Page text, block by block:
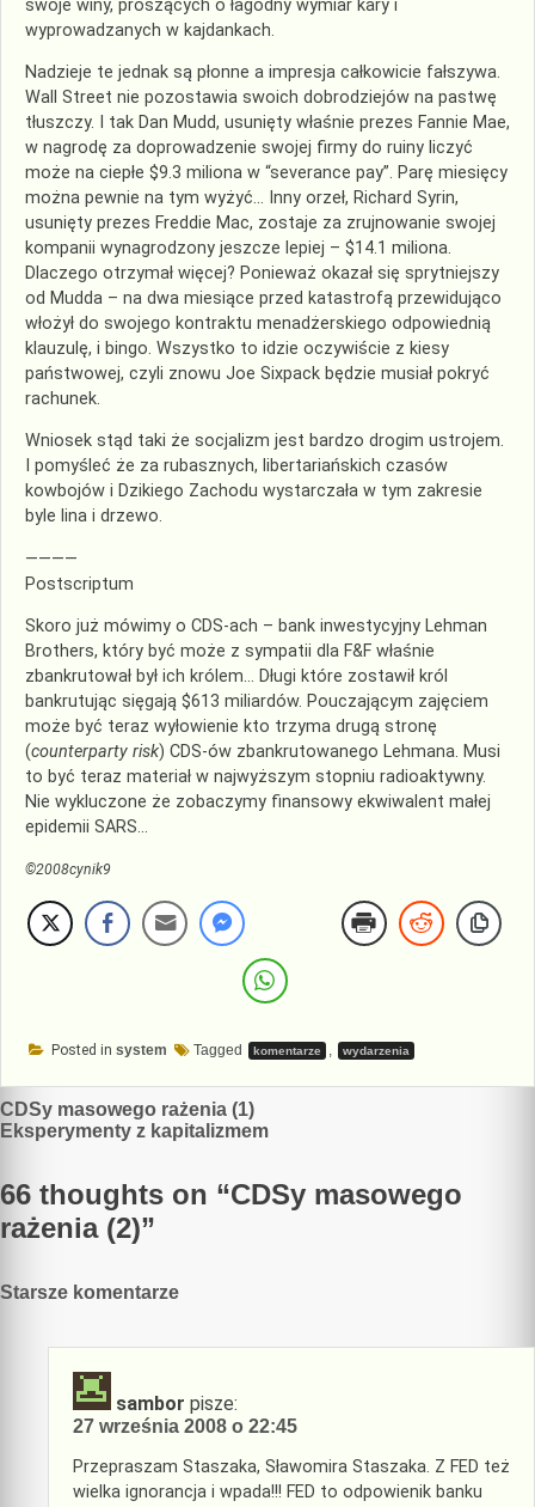
swoje winy, proszących o łagodny wymiar kary i
wyprowadzanych w kajdankach.
Nadzieje te jednak są płonne a impresja całkowicie fałszywa.
Wall Street nie pozostawia swoich dobrodziejów na pastwę
tłuszczy. I tak Dan Mudd, usunięty właśnie prezes Fannie Mae,
w nagrodę za doprowadzenie swojej firmy do ruiny liczyć
może na ciepłe $9.3 miliona w “severance pay”. Parę miesięcy
można pewnie na tym wyżyć… Inny orzeł, Richard Syrin,
usunięty prezes Freddie Mac, zostaje za zrujnowanie swojej
kompanii wynagrodzony jeszcze lepiej – $14.1 miliona.
Dlaczego otrzymał więcej? Ponieważ okazał się sprytniejszy
od Mudda – na dwa miesiące przed katastrofą przewidująco
włożył do swojego kontraktu menadżerskiego odpowiednią
klauzulę, i bingo. Wszystko to idzie oczywiście z kiesy
państwowej, czyli znowu Joe Sixpack będzie musiał pokryć
rachunek.
Wniosek stąd taki że socjalizm jest bardzo drogim ustrojem.
I pomyśleć że za rubasznych, libertariańskich czasów
kowbojów i Dzikiego Zachodu wystarczała w tym zakresie
byle lina i drzewo.
————
Postscriptum
Skoro już mówimy o CDS-ach – bank inwestycyjny Lehman
Brothers, który być może z sympatii dla F&F właśnie
zbankrutował był ich królem… Długi które zostawił król
bankrutując sięgają $613 miliardów. Pouczającym zajęciem
może być teraz wyłowienie kto trzyma drugą stronę
(counterparty risk) CDS-ów zbankrutowanego Lehmana. Musi
to być teraz materiał w najwyższym stopniu radioaktywny.
Nie wykluczone że zobaczymy finansowy ekwiwalent małej
epidemii SARS…
©2008cynik9
Posted in system Tagged komentarze , wydarzenia
Nawigacja
wpisu
CDSy masowego rażenia (1)
Eksperymenty z kapitalizmem
66 thoughts on “CDSy masowego
rażenia (2)”
Nawigacja
Starsze komentarze
sambor pisze:
27 września 2008 o 22:45
Przepraszam Staszaka, Sławomira Staszaka. Z FED też
wielka ignorancja i wpada!!! FED to odpowienik banku